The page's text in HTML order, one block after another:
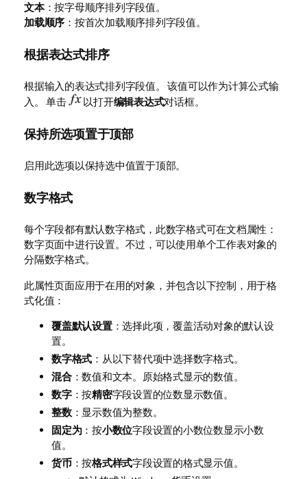
文本：按字母顺序排列字段值。
加载顺序 ：按首次加载顺序排列字段值。
根据表达式排序
根据输入的表达式排列字段值。 该值可以作为计算公式输
入。 单击
以打开编辑表达式对话框。
保持所选项置于顶部
启用此选项以保持选中值置于顶部。
数字格式
每个字段都有默认数字格式，此数字格式可在文档属性：
数字页面中进行设置。不过，可以使用单个工作表对象的
分隔数字格式。
此属性页面应用于在用的对象，并包含以下控制，用于格
式化值：
覆盖默认设置：选择此项，覆盖活动对象的默认设
置。
数字格式 ：从以下替代项中选择数字格式。
混合：数值和文本。原始格式显示的数值。
数字：按精密字段设置的位数显示数值。
整数：显示数值为整数。
固定为：按小数位字段设置的小数位数显示小数
值。
货币：按格式样式字段设置的格式显示值。